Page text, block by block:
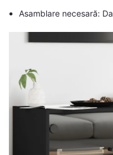
Asamblare necesară: Da